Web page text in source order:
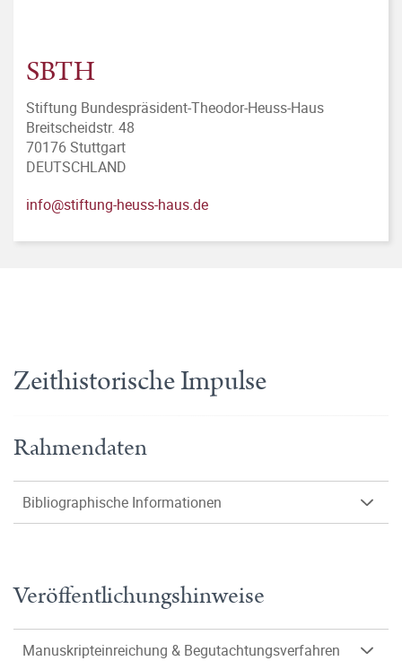
SBTH
Stiftung Bundespräsident-Theodor-Heuss-Haus
Breitscheidstr. 48
70176 Stuttgart
DEUTSCHLAND
info@stiftung-heuss-haus.de
Zeithistorische Impulse
Rahmendaten
Bibliographische Informationen
Veröffentlichungshinweise
Manuskripteinreichung & Begutachtungsverfahren